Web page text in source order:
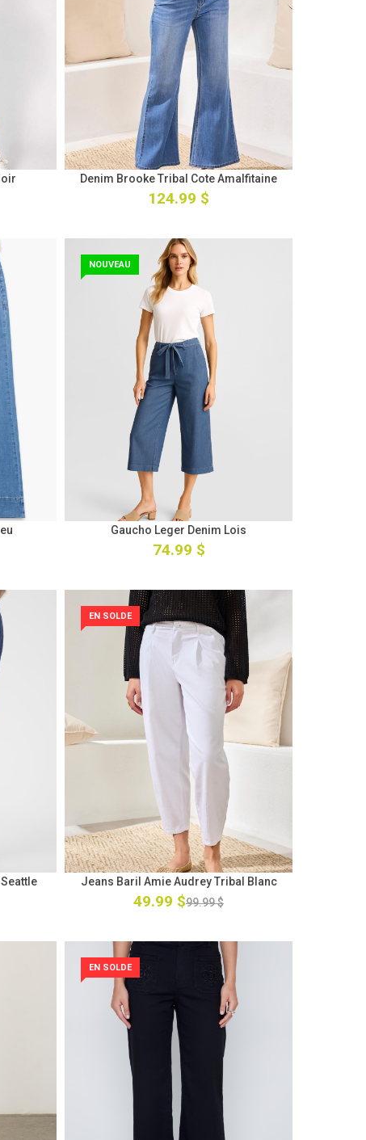
Denim Brooke Tribal Cote Amalfitaine
124.99 $
NOUVEAU
Gaucho Leger Denim Lois
74.99 $
EN SOLDE
Jeans Baril Amie Audrey Tribal Blanc
49.99 $99.99 $
EN SOLDE